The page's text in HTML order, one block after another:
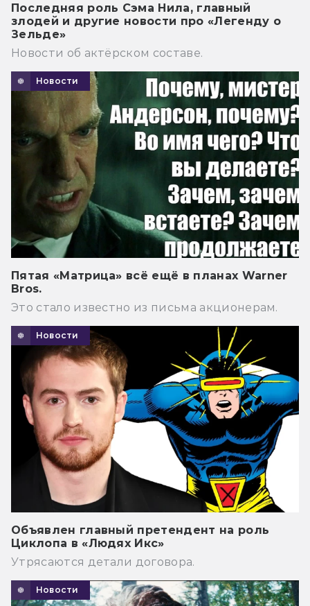
Последняя роль Сэма Нила, главный
злодей и другие новости про «Легенду о
Зельде»
Новости об актёрском составе.
Новости
Пятая «Матрица» всё ещё в планах Warner
Bros.
Это стало известно из письма акционерам.
Новости
Объявлен главный претендент на роль
Циклопа в «Людях Икс»
Утрясаются детали договора.
Новости